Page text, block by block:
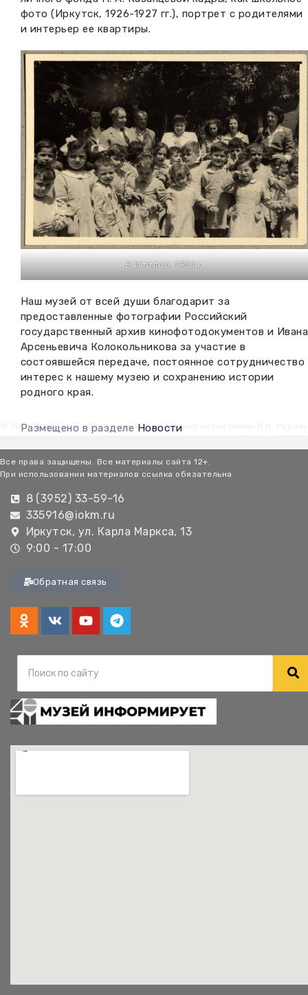
фото (Иркутск, 1926-1927 гг.), портрет с родителями
и интерьер ее квартиры.
В Италии. 1951 г.
Наш музей от всей души благодарит за
предоставленные фотографии Российский
государственный архив кинофотодокументов и Ивана
Арсеньевича Колокольникова за участие в
состоявшейся передаче, постоянное сотрудничество
интерес к нашему музею и сохранению истории
родного края.
Размещено в разделе Новости
© 2026 Иркутский областной краеведческий музей имени Н.Н.
Все права защищены. Все материалы сайта 12+.
При использовании материалов ссылка обязательна
8 (3952) 33-59-16
335916@iokm.ru
Иркутск, ул. Карла Маркса, 13
9:00 - 17:00
Обратная связь